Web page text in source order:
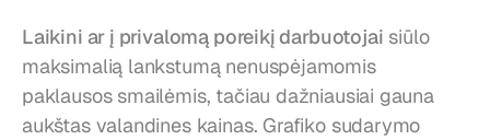
Laikini ar į privalomą poreikį darbuotojai siūlo
maksimalią lankstumą nenuspėjamomis
paklausos smailėmis, tačiau dažniausiai gauna
aukštas valandines kainas. Grafiko sudarymo